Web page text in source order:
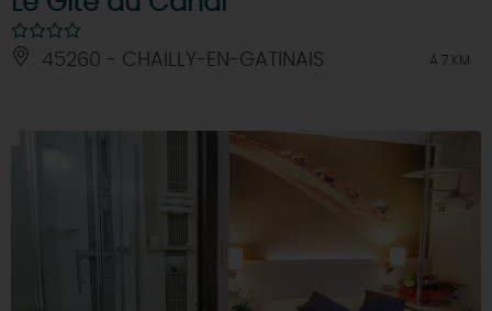
45260 - CHAILLY-EN-GATINAIS À 7 KM